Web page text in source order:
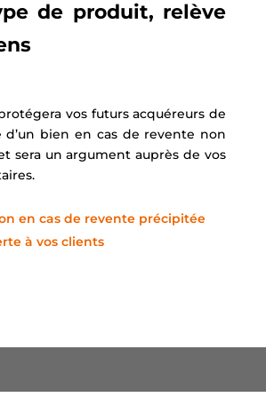
de produit, relève
vos futurs acquéreurs de
d’un bien en cas de revente non
sera un argument auprès de vos
en cas de revente précipitée
à vos clients